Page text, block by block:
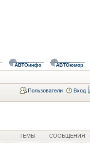
АВТОинфо АВТОюмор
Пользователи Вход
ТЕМЫ СООБЩЕНИЯ